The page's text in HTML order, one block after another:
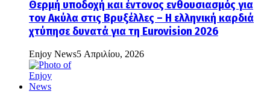
Θερμή υποδοχή και έντονος ενθουσιασμός για
τον Ακύλα στις Βρυξέλλες – Η ελληνική καρδιά
χτύπησε δυνατά για τη Eurovision 2026
Enjoy News5 Απριλίου, 2026